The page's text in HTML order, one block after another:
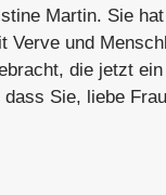
Martin. Sie
Verve und
die jetzt
Sie, liebe